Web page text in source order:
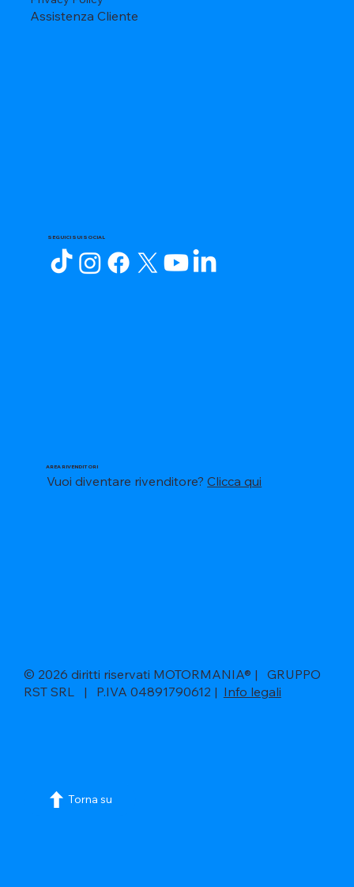
Assistenza Cliente
SEGUICI SUI SOCIAL
AREA RIVENDITORI
Vuoi diventare rivenditore?Clicca qui
© 2026 diritti riservati MOTORMANIA® | GRUPPO
RST SRL | P.IVA 04891790612 | Info legali
Torna su